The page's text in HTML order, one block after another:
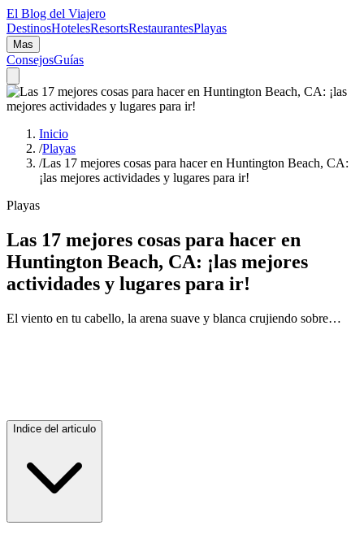
El Blog del Viajero
DestinosHotelesResortsRestaurantesPlayas
Mas
ConsejosGuías
Inicio
/Playas
/Las 17 mejores cosas para hacer en Huntington Beach, CA:
¡las mejores actividades y lugares para ir!
Playas
Las 17 mejores cosas para hacer en
Huntington Beach, CA: ¡las mejores
actividades y lugares para ir!
El viento en tu cabello, la arena suave y blanca crujiendo sobre…
Indice del articulo